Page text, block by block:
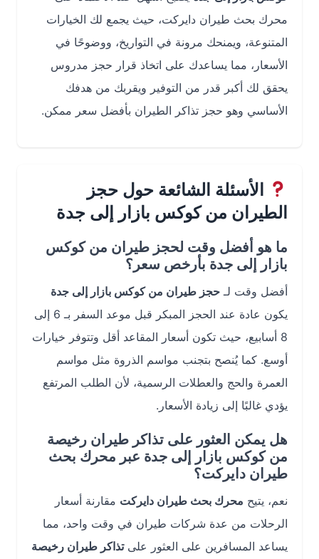
محرك بحث طيران دايركت، حيث يجمع لك الخيارات
المتنوعة، ويمنحك مرونة في التواريخ، ووضوحًا في
الأسعار، مما يساعدك على اتخاذ قرار حجز مدروس
يحقق لك أكبر قدر من التوفير ويقربك من هدفك
الأساسي وهو حجز تذاكر الطيران بأفضل سعر ممكن.
الأسئلة الشائعة حول حجز
الطيران من كوكس بازار إلى جدة
ما هو أفضل وقت لحجز طيران من كوكس
بازار إلى جدة بأرخص سعر؟
أفضل وقت لـحجز طيران من كوكس بازار إلى جدة
يكون عادة عند الحجز المبكر قبل موعد السفر بـ 6 إلى
8 أسابيع، حيث تكون أسعار المقاعد أقل وتتوفر خيارات
أوسع. كما يُنصح بتجنب مواسم الذروة مثل مواسم
العمرة والحج والعطلات الرسمية، لأن الطلب المرتفع
يؤدي غالبًا إلى زيادة الأسعار.
هل يمكن العثور على تذاكر طيران رخيصة
من كوكس بازار إلى جدة عبر محرك بحث
طيران دايركت؟
نعم، يتيحمحرك بحث طيران دايركتمقارنة أسعار
الرحلات من عدة شركات طيران في وقت واحد، مما
يساعد المسافرين على العثور على تذاكر طيران رخيصة